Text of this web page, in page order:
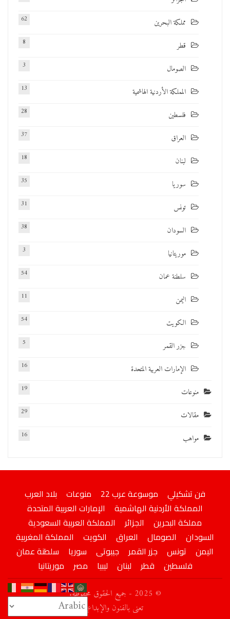
مملكة البحرين 62
قطر 8
الصومال 3
المملكة الأردنية الهاشمية 13
فلسطين 28
العراق 37
لبنان 18
سوريا 35
تونس 31
السودان 38
موريتانيا 3
سلطنة عمان 54
اليمن 11
الكويت 54
جزر القمر 5
الإمارات العربية المتحدة 16
منوعات 19
مقالات 29
مواهب 16
فن تشكيلي موسوعة عرب 22 منوعات
بلاد العرب
المملكة الأردنية الهاشمية
الإمارات العربية المتحدة
مملكة البحرين
الجزائر
المملكة العربية السعودية
السودان
الصومال العراق الكويت
المملكة المغربية
اليمن
تونس جزر القمر جيبوتى سوريا
سلطنة عمان
فلسطين
قطر لبنان ليبيا مصر موريتانيا
© 2025 - جميع الحقوق محفوظة.
تعني بالفنون والإبداع